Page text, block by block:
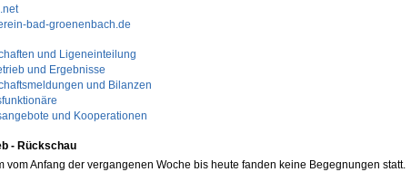
bad-groenenbach.de
und Ligeneinteilung
und Ergebnisse
und Bilanzen
und Kooperationen
- Rückschau
vom Anfang der vergangenen Woche bis heute fanden keine Begegnungen statt.